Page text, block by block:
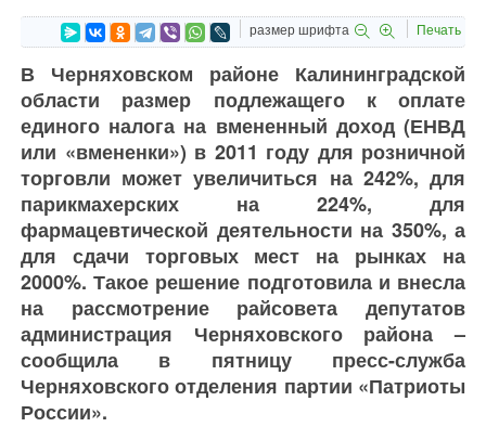
размер шрифта Печать
В Черняховском районе Калининградской
области размер подлежащего к оплате
единого налога на вмененный доход (ЕНВД
или «вмененки») в 2011 году для розничной
торговли может увеличиться на 242%, для
парикмахерских на 224%, для
фармацевтической деятельности на 350%, а
для сдачи торговых мест на рынках на
2000%. Такое решение подготовила и внесла
на рассмотрение райсовета депутатов
администрация Черняховского района –
сообщила в пятницу пресс-служба
Черняховского отделения партии «Патриоты
России».